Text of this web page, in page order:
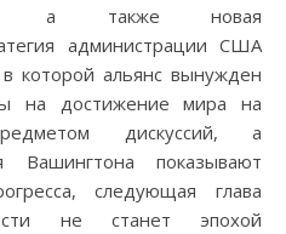
а также новая
администрации США
которой альянс вынужден
на достижение мира на
дискуссий, а
Вашингтона показывают
следующая глава
не станет эпохой